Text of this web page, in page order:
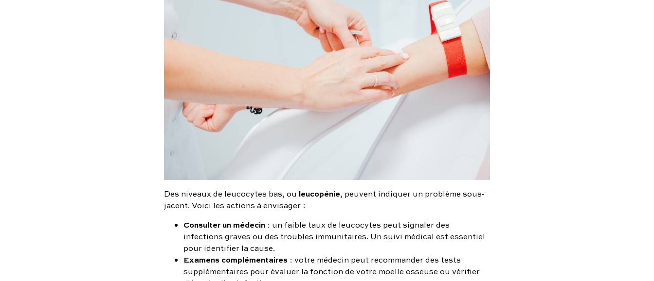
Des niveaux de leucocytes bas, ou leucopénie, peuvent indiquer un problème sous-
jacent. Voici les actions à envisager :
Consulter un médecin : un faible taux de leucocytes peut signaler des
infections graves ou des troubles immunitaires. Un suivi médical est essentiel
pour identifier la cause.
Examens complémentaires : votre médecin peut recommander des tests
supplémentaires pour évaluer la fonction de votre moelle osseuse ou vérifier